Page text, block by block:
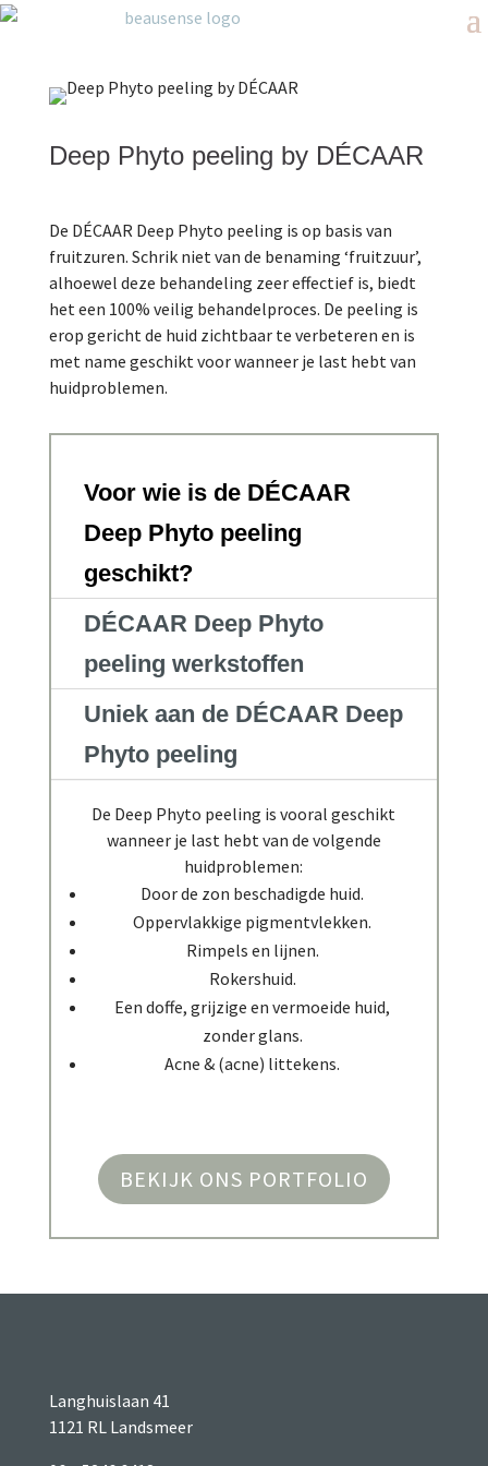
Deep Phyto peeling by DÉCAAR
De DÉCAAR Deep Phyto peeling is op basis van
fruitzuren. Schrik niet van de benaming ‘fruitzuur’,
alhoewel deze behandeling zeer effectief is, biedt
het een 100% veilig behandelproces. De peeling is
erop gericht de huid zichtbaar te verbeteren en is
met name geschikt voor wanneer je last hebt van
huidproblemen.
Voor wie is de DÉCAAR
Deep Phyto peeling
geschikt?
DÉCAAR Deep Phyto
peeling werkstoffen
Uniek aan de DÉCAAR Deep
Phyto peeling
De Deep Phyto peeling is vooral geschikt
wanneer je last hebt van de volgende
huidproblemen:
Door de zon beschadigde huid.
Oppervlakkige pigmentvlekken.
Rimpels en lijnen.
Rokershuid.
Een doffe, grijzige en vermoeide huid,
zonder glans.
Acne & (acne) littekens.
BEKIJK ONS PORTFOLIO
Langhuislaan 41
1121 RL Landsmeer